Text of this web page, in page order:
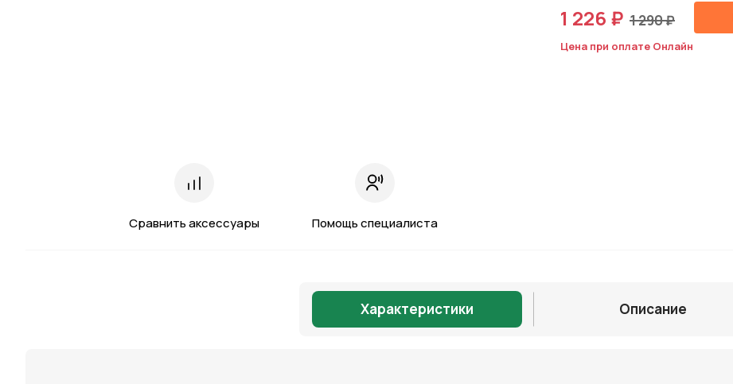
Сравнить аксессуары Помощь специалиста
1 226 ₽ 1 290 ₽
Цена при оплате Онлайн
Характеристики Описание